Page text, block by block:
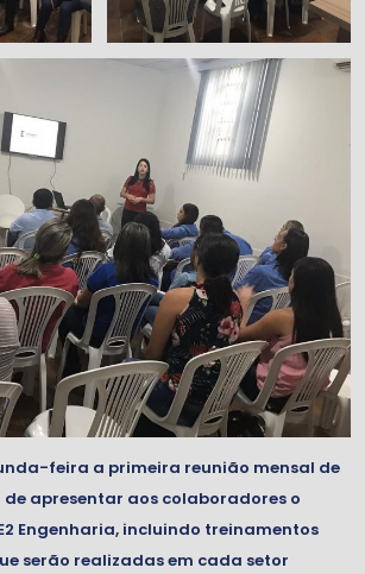
feira a primeira reunião mensal de
apresentar aos colaboradores o
Engenharia, incluindo treinamentos
serão realizadas em cada setor